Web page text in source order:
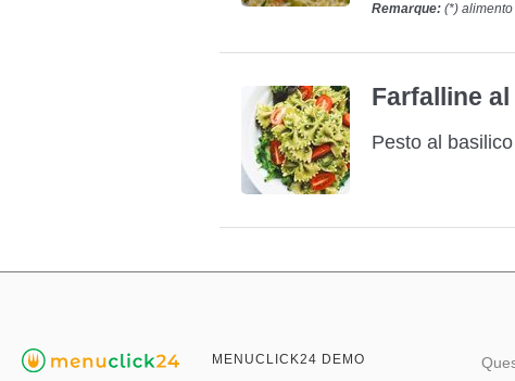
Remarque: (*)
Farfalline
Pesto al
MENUCLICK24 DEMO